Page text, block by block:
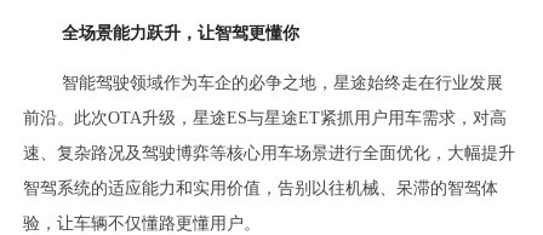
全场景能力跃升，让智驾更懂你
智能驾驶领域作为车企的必争之地，星途始终走在行业发展
前沿。此次OTA升级，星途ES与星途ET紧抓用户用车需求，对高
速、复杂路况及驾驶博弈等核心用车场景进行全面优化，大幅提升
智驾系统的适应能力和实用价值，告别以往机械、呆滞的智驾体
验，让车辆不仅懂路更懂用户。